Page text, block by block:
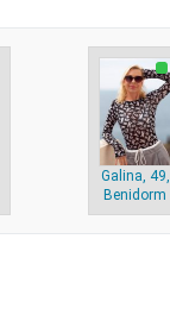
Galina, 49,
Benidorm